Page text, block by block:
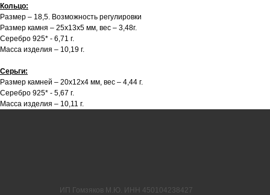
Кольцо:
Размер – 18,5. Возможность регулировки
Размер камня – 25х13х5 мм, вес – 3,48г.
Серебро 925* - 6,71 г.
Масса изделия – 10,19 г.
Серьги:
Размер камней – 20х12х4 мм, вес – 4,44 г.
Серебро 925* - 5,67 г.
Масса изделия – 10,11 г.
ИП Гомзяков М.Ю. ИНН 450104238427